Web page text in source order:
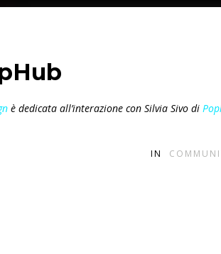
è dedicata all’interazione con Silvia Sivo di
IN